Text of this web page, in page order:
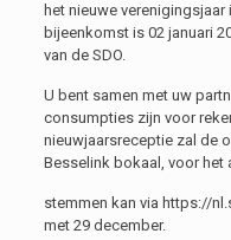
het nieuwe
bijeenkomst is 02 januari
van de SDO.
U bent samen met uw
consumpties zijn voor
nieuwjaarsreceptie zal de
Besselink bokaal, voor het
stemmen kan via https://
met 29 december.